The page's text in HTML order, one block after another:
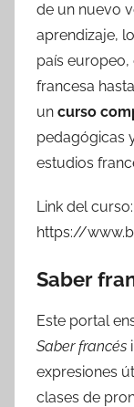
de un nuevo
aprendizaje,
país europeo,
francesa
un curso
pedagógicas
estudios
Link del curso:
https://
Saber
Este portal
Saber francés
expresiones
clases de